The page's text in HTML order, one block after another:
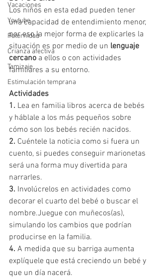
Vacaciones
Youtube
Paternidad
Crianza afectiva
Tamizaje
Estimulación temprana
Los niños en esta edad pueden tener
una capacidad de entendimiento menor,
por eso la mejor forma de explicarles la
situación es por medio de un lenguaje
cercano a ellos o con actividades
familiares a su entorno.
Actividades
1. Lea en familia libros acerca de bebés
y háblale a los más pequeños sobre
cómo son los bebés recién nacidos.
2. Cuéntele la noticia como si fuera un
cuento, si puedes conseguir marionetas
será una forma muy divertida para
narrarles.
3. Involúcrelos en actividades como
decorar el cuarto del bebé o buscar el
nombre.Juegue con muñecos(as),
simulando los cambios que podrían
producirse en la familia.
4. A medida que su barriga aumenta
explíquele que está creciendo un bebé y
que un día nacerá.